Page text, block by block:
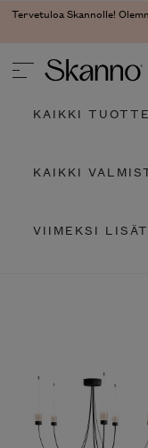
Tervetuloa Skannolle!
Type 2 or more
KAIKKI
KAIKKI
VIIMEKSI